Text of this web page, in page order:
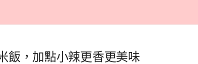
飯，加點小辣更香更美味